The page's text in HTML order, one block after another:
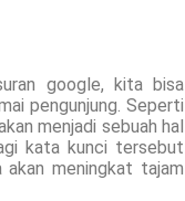
google, kita bisa
pengunjung. Seperti
menjadi sebuah hal
kata kunci tersebut
meningkat tajam